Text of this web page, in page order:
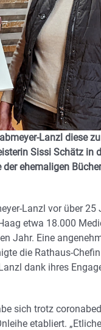
Lanzl diese
Sissi Schätz in
ehemaligen
Lanzl vor über 25
etwa 18.000
Jahr. Eine
die Rathaus-
dank ihres
sich trotz
etabliert.